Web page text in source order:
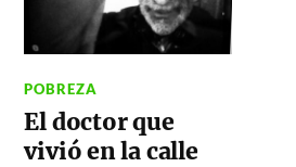
POBREZA
El doctor que
vivió en la calle